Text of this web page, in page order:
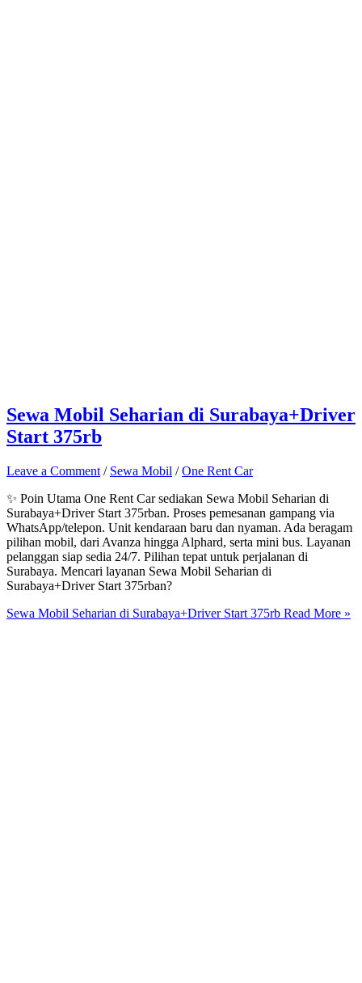
Sewa Mobil Seharian di Surabaya+Driver
Start 375rb
Leave a Comment / Sewa Mobil /One Rent Car
✨ Poin Utama One Rent Car sediakan Sewa Mobil Seharian di
Surabaya+Driver Start 375rban. Proses pemesanan gampang via
WhatsApp/telepon. Unit kendaraan baru dan nyaman. Ada beragam
pilihan mobil, dari Avanza hingga Alphard, serta mini bus. Layanan
pelanggan siap sedia 24/7. Pilihan tepat untuk perjalanan di
Surabaya. Mencari layanan Sewa Mobil Seharian di
Surabaya+Driver Start 375rban?
Sewa Mobil Seharian di Surabaya+Driver Start 375rb Read More »